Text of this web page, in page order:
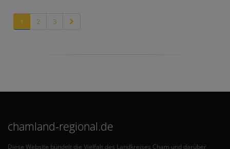
1 2 3
chamland-regional.de
Diese Website bündelt die Vielfalt des Landkreises Cham und darüber